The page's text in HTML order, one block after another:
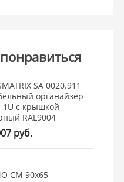
SA 0020.911
органайзер
1U с крышкой
RAL9004
руб.
СМ 90x65